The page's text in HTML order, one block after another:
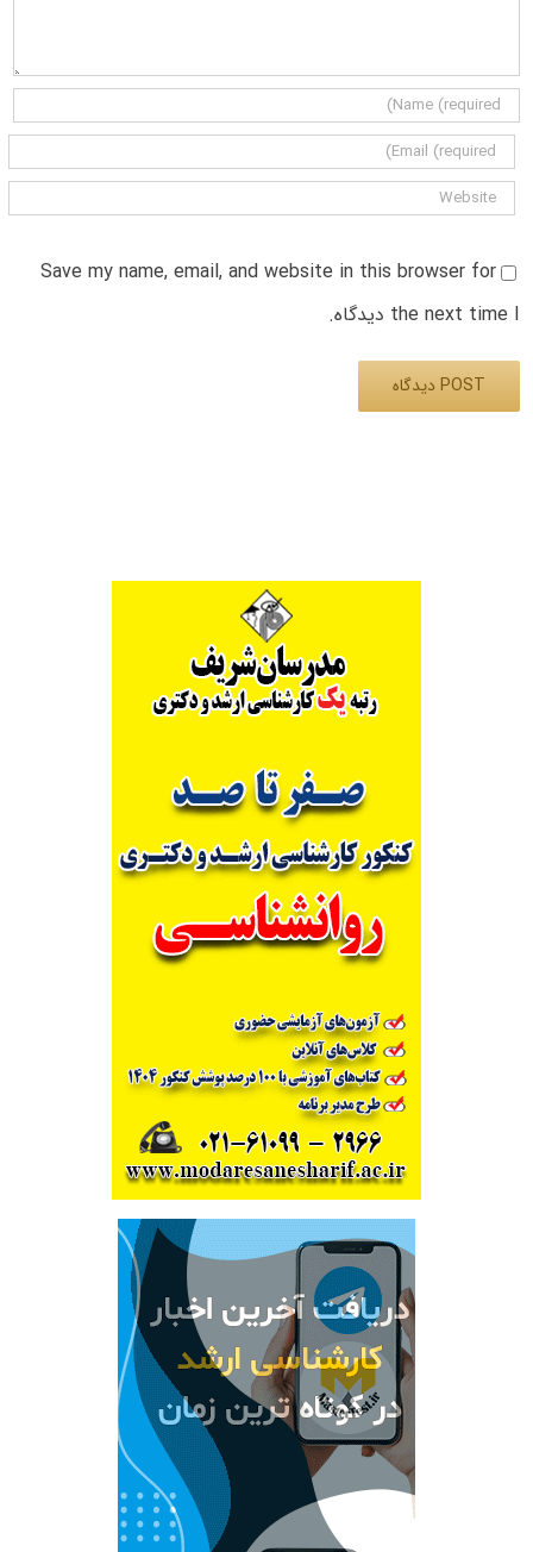
Save my name, email, and website in this browser for
the next time I دیدگاه.